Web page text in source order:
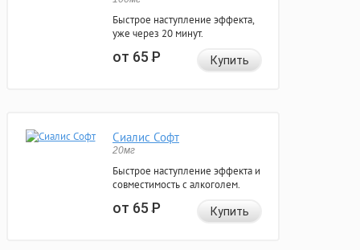
Быстрое наступление эффекта,
уже через 20 минут.
от 65Р Купить
Сиалис Софт
20мг
Быстрое наступление эффекта и
совместимость с алкоголем.
от 65Р Купить